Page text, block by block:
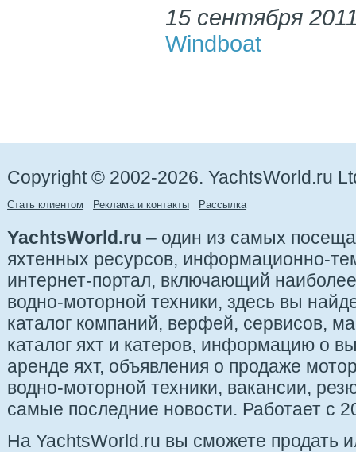
15 сентября
Windboat
Copyright © 2002-2026. YachtsWorld.ru
Стать клиентом Реклама и контакты Рассылка
YachtsWorld.ru – один из самых
яхтенных ресурсов, информационно-
интернет-портал, включающий
водно-моторной техники, здесь вы
каталог компаний, верфей, сервисов,
каталог яхт и катеров, информацию о
аренде яхт, объявления о продаже
водно-моторной техники, вакансии,
самые последние новости. Работает с
На YachtsWorld.ru вы сможете продать